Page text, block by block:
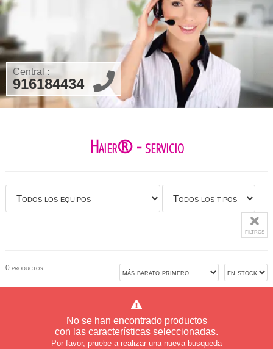
Central :
916184434
Haier® - servicio
filtros
0 productos
No se han encontrado productos
con las características seleccionadas.
Por favor, pruebe a realizar una nueva busqueda